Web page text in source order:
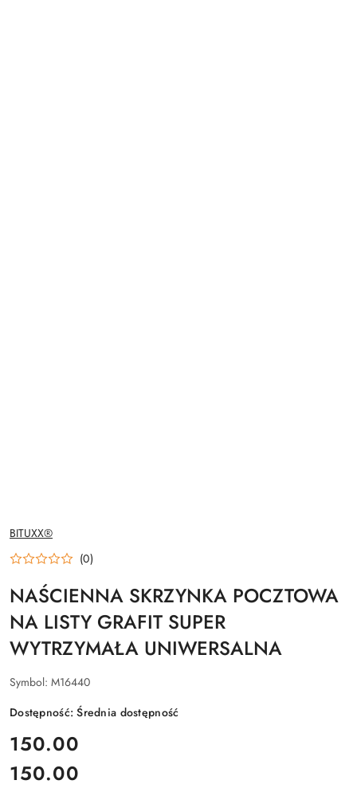
NAZWA
PRODUCENTA:
BITUXX®
(0)
NAŚCIENNA SKRZYNKA POCZTOWA
NA LISTY GRAFIT SUPER
WYTRZYMAŁA UNIWERSALNA
Symbol: M16440
Dostępność:Średnia dostępność
cena:
150.00
Cena:
150.00